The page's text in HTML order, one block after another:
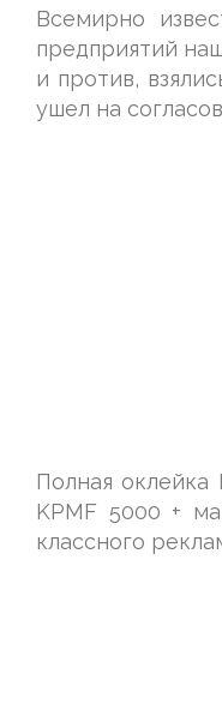
Всемирно
предприятий
и против,
ушел на
Полная оклейка
KPMF 5000 +
классного